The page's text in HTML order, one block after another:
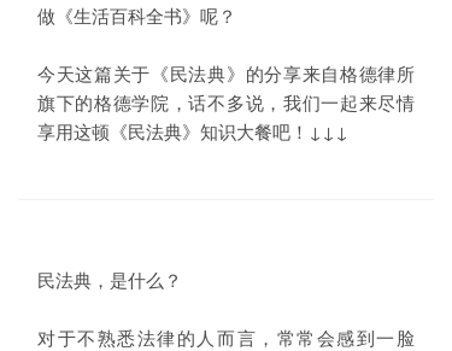
做《生活百科全书》呢？
今天这篇关于《民法典》的分享来自格德律所
旗下的格德学院，话不多说，我们一起来尽情
享用这顿《民法典》知识大餐吧！↓↓↓
民法典，是什么？
对于不熟悉法律的人而言，常常会感到一脸